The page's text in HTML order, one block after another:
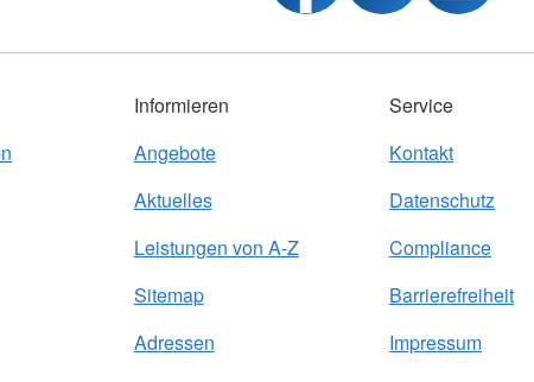
Informieren
Angebote
Aktuelles
Leistungen von A-Z
Sitemap
Adressen
Service
Kontakt
Datenschutz
Compliance
Barrierefreiheit
Impressum